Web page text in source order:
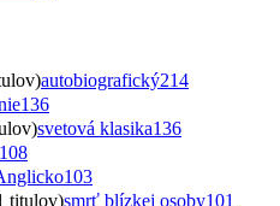
autobiografický214
136
svetová klasika136
108
103
titulov)smrť blízkej osoby101